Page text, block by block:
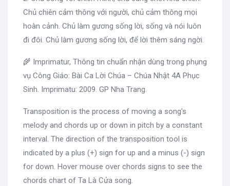
Chủ chiên cảm thông với người, chủ cảm thông mọi
hoàn cảnh. Chủ làm gương sống lời, sống và nói luôn
đi đôi. Chủ làm gương sống lời, để lời thêm sáng ngời.
🌾 Imprimatur, Thông tin chuẩn nhận dùng trong phụng
vụ Công Giáo: Bài Ca Lời Chúa – Chúa Nhật 4A Phục
Sinh. Imprimatu: 2009. GP Nha Trang.
Transposition is the process of moving a song's
melody and chords up or down in pitch by a constant
interval. The direction of the transposition tool is
indicated by a plus (+) sign for up and a minus (-) sign
for down. Hover mouse over chords signs to see the
chords chart of Ta Là Cửa song.